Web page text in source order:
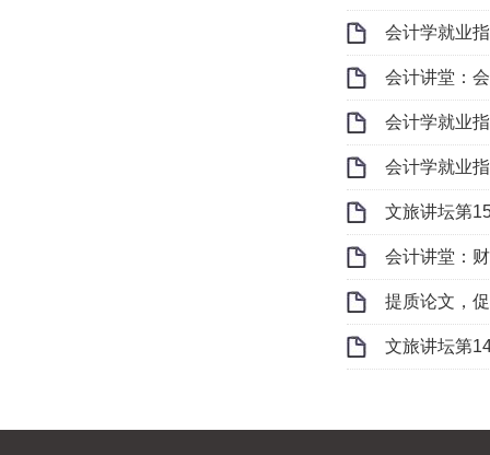
会计学就业
会计讲堂：
会计学就业
会计学就业
文旅讲坛第
会计讲堂：
提质论文，
文旅讲坛第